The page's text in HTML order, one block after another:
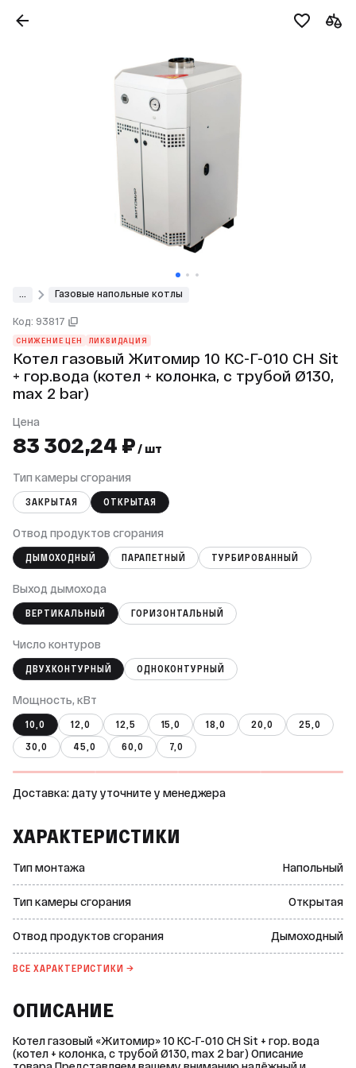
Газовые напольные котлы
Код: 93817
СНИЖЕНИЕ ЦЕН ЛИКВИДАЦИЯ
Котел газовый Житомир 10 КС-Г-010 СН Sit
+ гор.вода (котел + колонка, с трубой Ø130,
max 2 bar)
Цена
83 302,24 ₽ / шт
Тип камеры сгорания
ЗАКРЫТАЯ ОТКРЫТАЯ
Отвод продуктов сгорания
ДЫМОХОДНЫЙ ПАРАПЕТНЫЙ ТУРБИРОВАННЫЙ
Выход дымохода
ВЕРТИКАЛЬНЫЙ ГОРИЗОНТАЛЬНЫЙ
Число контуров
ДВУХКОНТУРНЫЙ ОДНОКОНТУРНЫЙ
Мощность, кВт
10,0 12,0 12,5 15,0 18,0 20,0
25,0
30,0
45,0 60,0 7,0
Доставка: дату уточните у менеджера
ХАРАКТЕРИСТИКИ
Тип монтажа Напольный
Тип камеры сгорания Открытая
Отвод продуктов сгорания Дымоходный
ВСЕ ХАРАКТЕРИСТИКИ →
ОПИСАНИЕ
Котел газовый «Житомир» 10 КС-Г-010 СН Sit + гор. вода
(котел + колонка, с трубой Ø130, max 2 bar) Описание